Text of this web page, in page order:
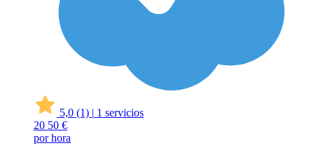
5,0 (1) | 1 servicios
20 50 €
por hora